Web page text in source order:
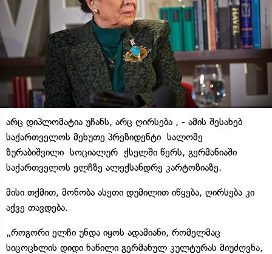
არც დიპლომატია უჩანს, არც ღირსება , - ამის შესახებ
საქართველოს მეხუთე პრეზიდენტი სალომე
ზურაბიშვილი სოციალურ ქსელში წერს, გერმანიაში
საქართველოს ელჩზე ალექსანდრე კარტოზიაზე.
მისი თქმით, მონობა ასეთი დუმილით იწყება, ღირსება კი
აქვე თავდება.
„როგორი ელჩი უნდა იყოს ადამიანი, რომელმაც
სიცოცხლის დიდი ნაწილი გერმანულ კულტურას მიუძღვნა,